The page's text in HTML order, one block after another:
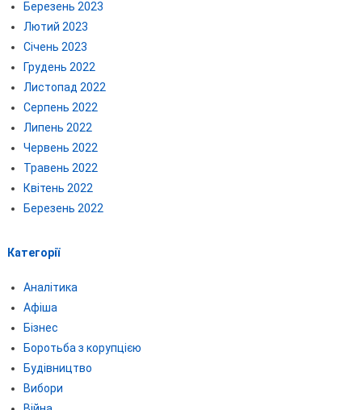
Березень 2023
Лютий 2023
Січень 2023
Грудень 2022
Листопад 2022
Серпень 2022
Липень 2022
Червень 2022
Травень 2022
Квітень 2022
Березень 2022
Категорії
Аналітика
Афіша
Бізнес
Боротьба з корупцією
Будівництво
Вибори